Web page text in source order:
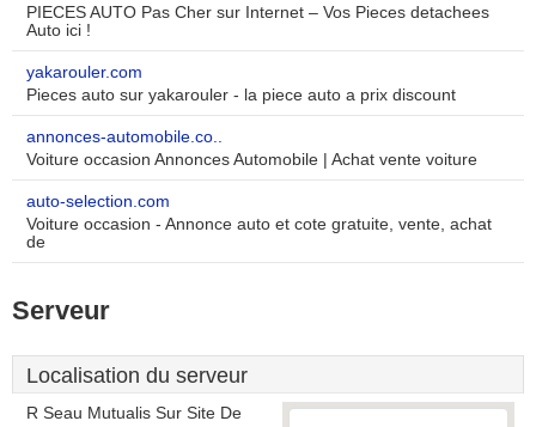
PIECES AUTO Pas Cher sur Internet – Vos Pieces detachees
Auto ici !
yakarouler.com
Pieces auto sur yakarouler - la piece auto a prix discount
annonces-automobile.co..
Voiture occasion Annonces Automobile | Achat vente voiture
auto-selection.com
Voiture occasion - Annonce auto et cote gratuite, vente, achat
de
Serveur
Localisation du serveur
R Seau Mutualis Sur Site De